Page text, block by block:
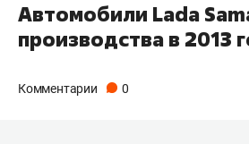
Автомобили Lada
производства в 2013
Комментарии 0